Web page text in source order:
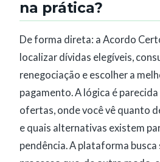
na prática?
De forma direta: a Acordo
localizar dívidas elegíveis,
renegociação e escolher a
pagamento. A lógica é
ofertas, onde você vê quanto
e quais alternativas existem
pendência. A plataforma